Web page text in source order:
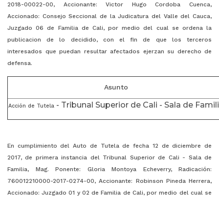
2018-00022-00, Accionante: Victor Hugo Cordoba Cuenca,
Accionado: Consejo Seccional de la Judicatura del Valle del Cauca,
Juzgado 06 de Familia de Cali, por medio del cual se ordena la
publicacion de lo decidido, con el fin de que los terceros
interesados que puedan resultar afectados ejerzan su derecho de
defensa.
Asunto
Acción de Tutela - Tribunal Superior de Cali - Sala de
En cumplimiento del Auto de Tutela de fecha 12 de diciembre de
2017, de primera instancia del Tribunal Superior de Cali - Sala de
Familia, Mag. Ponente: Gloria Montoya Echeverry, Radicación:
760012210000-2017-0274-00, Accionante: Robinson Pineda Herrera,
Accionado: Juzgado 01 y 02 de Familia de Cali, por medio del cual se